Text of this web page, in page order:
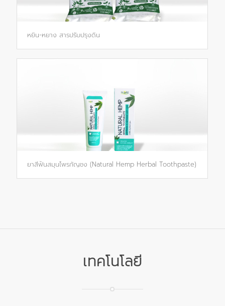
หยิน-หยาง สารปรับปรุงดิน
ยาสีฟันสมุนไพรกัญชง (Natural Hemp Herbal Toothpaste) ตรา
เทคโนโลยี